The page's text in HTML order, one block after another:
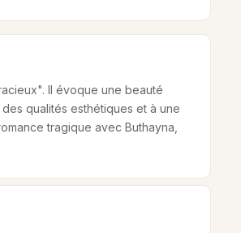
Il évoque une beauté
qualités esthétiques et à une
tragique avec Buthayna,